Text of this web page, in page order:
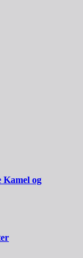
Kamel og